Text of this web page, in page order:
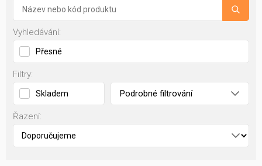
Vyhledávání:
Přesné
Filtry:
Skladem Podrobné filtrování
Řazení: